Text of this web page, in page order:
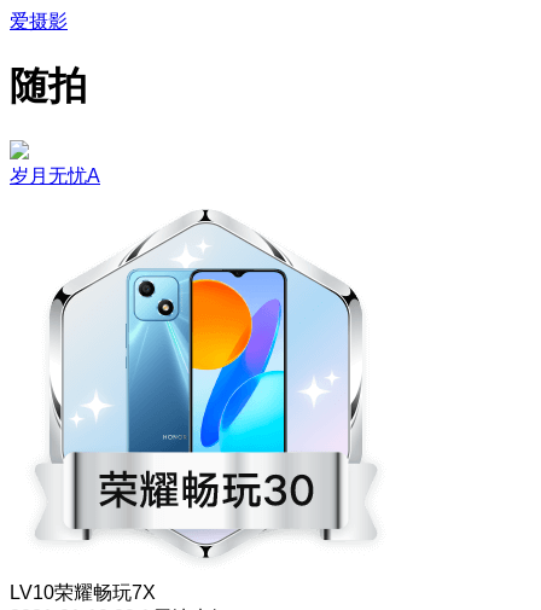
爱摄影
随拍
岁月无忧A
LV10荣耀畅玩7X